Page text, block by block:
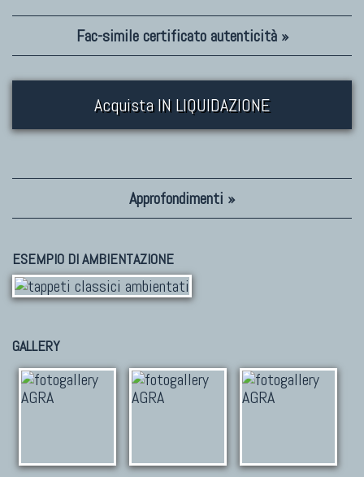
Fac-simile certificato autenticità »
Acquista IN LIQUIDAZIONE
Approfondimenti »
ESEMPIO DI AMBIENTAZIONE
GALLERY